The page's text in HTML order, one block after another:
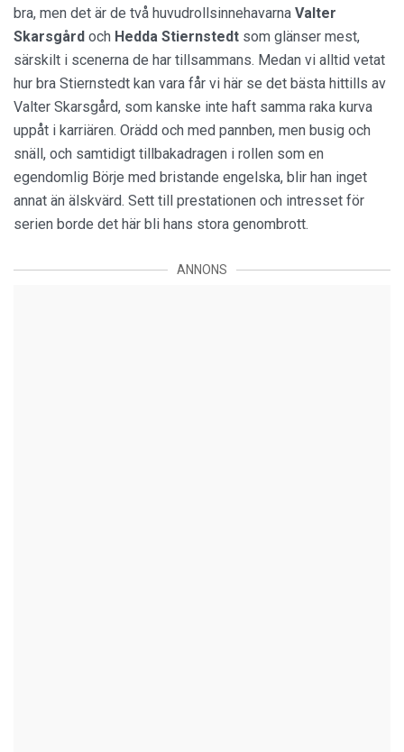
bra, men det är de två huvudrollsinnehavarna Valter
Skarsgård och Hedda Stiernstedt som glänser mest,
särskilt i scenerna de har tillsammans. Medan vi alltid vetat
hur bra Stiernstedt kan vara får vi här se det bästa hittills av
Valter Skarsgård, som kanske inte haft samma raka kurva
uppåt i karriären. Orädd och med pannben, men busig och
snäll, och samtidigt tillbakadragen i rollen som en
egendomlig Börje med bristande engelska, blir han inget
annat än älskvärd. Sett till prestationen och intresset för
serien borde det här bli hans stora genombrott.
ANNONS